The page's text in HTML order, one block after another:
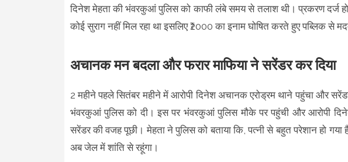
दिनेश मेहता की भंवरकुआं पुलिस को काफी लंबे समय से तलाश थी। प्रकरण दर्ज
कोई सुराग नहीं मिल रहा था इसलिए ₹2000 का इनाम घोषित करते हुए पब्लिक से
अचानक मन बदला और फरार माफिया ने सरेंडर कर दिया
2 महीने पहले सितंबर महीने में आरोपी दिनेश अचानक एरोड्रम थाने पहुंचा और
भंवरकुआं पुलिस को दी। इस पर भंवरकुआं पुलिस मौके पर पहुंची और आरोपी
सरेंडर की वजह पूछी। मेहता ने पुलिस को बताया कि, पत्नी से बहुत परेशान हो
अब जेल में शांति से रहूंगा।